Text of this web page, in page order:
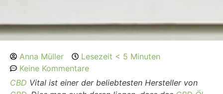
Anna Müller
Lesezeit < 5 Minuten
Keine Kommentare
CBD Vital ist einer der beliebtesten Hersteller von